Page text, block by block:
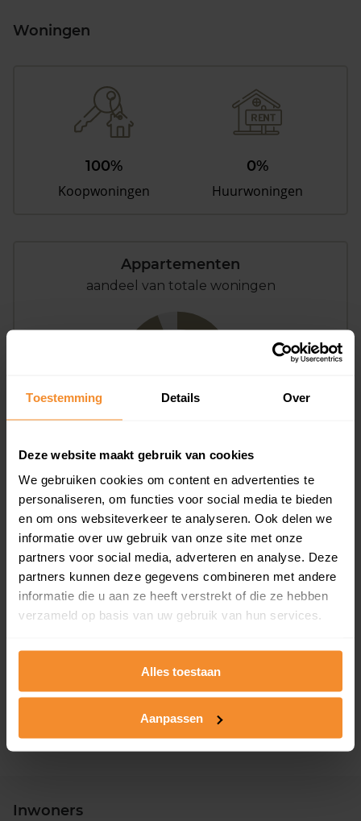
Toestemming Details Over
Deze website maakt gebruik van cookies
We gebruiken cookies om content en advertenties te
personaliseren, om functies voor social media te bieden
en om ons websiteverkeer te analyseren. Ook delen we
informatie over uw gebruik van onze site met onze
partners voor social media, adverteren en analyse. Deze
partners kunnen deze gegevens combineren met andere
informatie die u aan ze heeft verstrekt of die ze hebben
verzameld op basis van uw gebruik van hun services.
Alles toestaan
Aanpassen
Woningen
100%
Koopwoningen
0%
Huurwoningen
Appartementen
aandeel van totale woningen
Bouwjaar
T/m 1945
56%
1946 - 1980
6%
Inwoners